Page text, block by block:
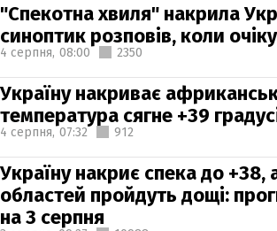
"Спекотна хвиля" накрила
синоптик розповів, коли
4 серпня, 08:00 2350
Україну накриває
температура сягне +39
4 серпня, 07:32 912
Україну накриє спека до +38,
областей пройдуть дощі:
на 3 серпня